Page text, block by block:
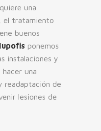
una
el tratamiento
buenos
ponemos
instalaciones y
hacer una
readaptación de
lesiones de